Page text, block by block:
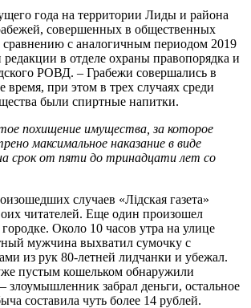
года на территории Лиды и района
совершенных в общественных
сравнению с аналогичным периодом 2019
редакции в отделе охраны правопорядка и
РОВД. – Грабежи совершались в
время, при этом в трех случаях среди
были спиртные напитки.
похищение имущества, за которое
максимальное наказание в виде
срок от пяти до тринадцати лет со
случаев «Лідская газета»
читателей. Еще один произошел
Около 10 часов утра на улице
мужчина выхватил сумочку с
из рук 80-летней лидчанки и убежал.
пустым кошельком обнаружили
злоумышленник забрал деньги, остальное
составила чуть более 14 рублей.